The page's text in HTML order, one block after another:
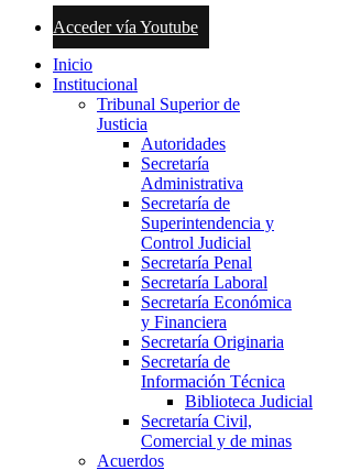
Acceder vía Youtube
Inicio
Institucional
Tribunal Superior de
Justicia
Autoridades
Secretaría
Administrativa
Secretaría de
Superintendencia y
Control Judicial
Secretaría Penal
Secretaría Laboral
Secretaría Económica
y Financiera
Secretaría Originaria
Secretaría de
Información Técnica
Biblioteca Judicial
Secretaría Civil,
Comercial y de minas
Acuerdos